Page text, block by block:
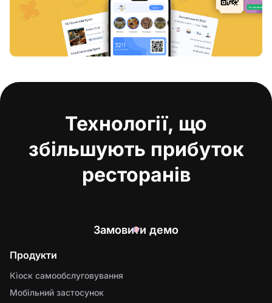
Технології, що
збільшують прибуток
ресторанів
Замовити демо
Продукти
Кіоск самообслуговування
Мобільний застосунок